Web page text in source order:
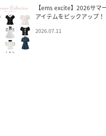
【ems excite】2026サマ
アイテムをピックアップ！
2026.07.11